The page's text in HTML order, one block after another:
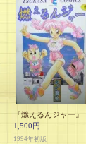
『燃えるんジャー
1,500円
1994年初版